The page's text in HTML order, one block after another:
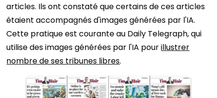
articles. Ils ont constaté que certains de ces articles
étaient accompagnés d'images générées par l'IA.
Cette pratique est courante au Daily Telegraph, qui
utilise des images générées par l'IA pourillustrer
nombre de ses tribunes libres.